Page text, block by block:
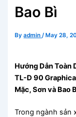
Bao Bì
Byadmin/ May 28,
Hướng Dẫn Toàn
TL-D 90
Mặc, Sơn và Bao
Trong ngành sản